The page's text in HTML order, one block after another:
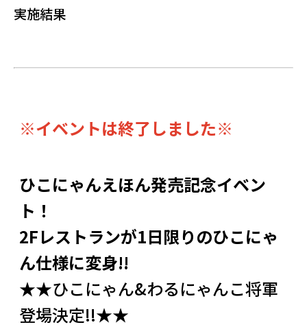
実施結果
※イベントは終了しました※
ひこにゃんえほん発売記念イベン
ト！
2Fレストランが1日限りのひこにゃ
ん仕様に変身!!
★★ひこにゃん&わるにゃんこ将軍
登場決定!!★★